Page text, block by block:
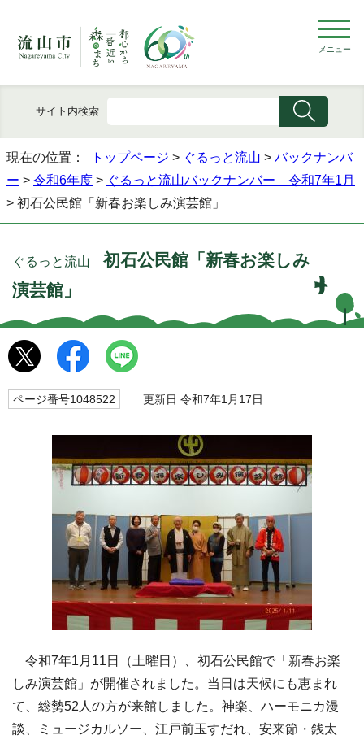
メニュー
サイト内検索
現在の位置： トップページ > ぐるっと流山 > バックナンバ
ー > 令和6年度 > ぐるっと流山バックナンバー 令和7年1月
> 初石公民館「新春お楽しみ演芸館」
ぐるっと流山 初石公民館「新春お楽しみ
演芸館」
ページ番号1048522 更新日 令和7年1月17日
令和7年1月11日（土曜日）、初石公民館で「新春お楽
しみ演芸館」が開催されました。当日は天候にも恵まれ
て、総勢52人の方が来館しました。神楽、ハーモニカ漫
談、ミュージカルソー、江戸前玉すだれ、安来節・銭太